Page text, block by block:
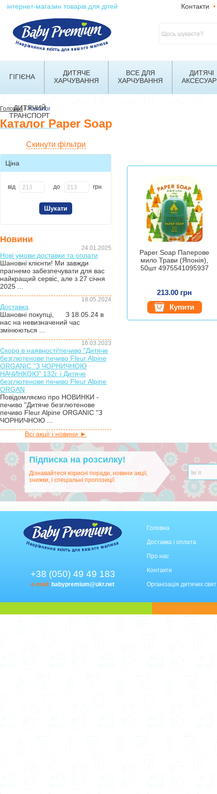
інтернет-магазин товарів для дітей Контакти •
ГІГІЄНА
ДИТЯЧЕ
ХАРЧУВАННЯ
ВСЕ ДЛЯ
ХАРЧУВАННЯ
ДИТЯЧІ
ДИТЯЧИЙ
ТРАНСПОРТ
Головна/Каталог
Каталог Paper Soap
Скинути фільтри
Ціна
від до грн
Новини
24.01.2025
Нові умови доставки та оплати
Шановні клієнти! Ми завжди
прагнемо забезпечувати для вас
найкращий сервіс, але з 27 січня
2025 ...
18.05.2024
Доставка
Шановні покупці, З 18.05.24 в
нас на невизначений час
змінюються ...
16.03.2023
Скоро в наявності!печиво "Дитяче
безглютенове печиво Fleur Alpine
ORGANIC "З ЧОРНИЧНОЮ
НАЧИНКОЮ" 132г. і Дитяче
безглютенове печиво Fleur Alpine
ORGAN
Повідомляємо про НОВИНКИ -
печиво "Дитяче безглютенове
печиво Fleur Alpine ORGANIC "З
ЧОРНИЧНОЮ ...
Всі акції і новини ►
Paper Soap Паперове
мило Трави (Японія),
50шт 4975541095937
213.00 грн
Купити
Підписка на розсилку!
Дізнавайтеся корисні поради, новини акції,
знижки, і спеціальні пропозиції.
+38 (050) 49 49 183
e-mail: babypremium@ukr.net
Головна
Доставка і оплата
Про нас
Контакти
Організація дитячих свят